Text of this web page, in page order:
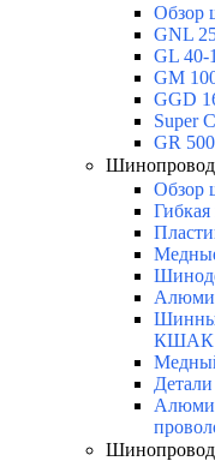
Обзор
GNL
GL 40-
GM
GGD
Super
GR
Обзор
КШАК